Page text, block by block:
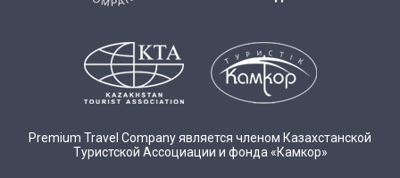
Premium Travel Company является членом Казахстанской
Туристской Ассоциации и фонда «Камкор»